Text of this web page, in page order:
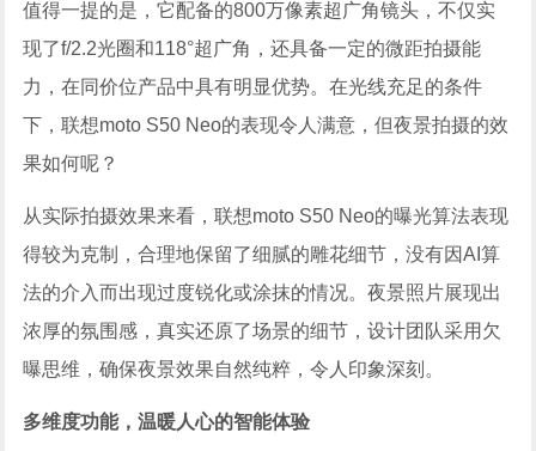
值得一提的是，它配备的800万像素超广角镜头，不仅实
现了f/2.2光圈和118°超广角，还具备一定的微距拍摄能
力，在同价位产品中具有明显优势。在光线充足的条件
下，联想moto S50 Neo的表现令人满意，但夜景拍摄的效
果如何呢？
从实际拍摄效果来看，联想moto S50 Neo的曝光算法表现
得较为克制，合理地保留了细腻的雕花细节，没有因AI算
法的介入而出现过度锐化或涂抹的情况。夜景照片展现出
浓厚的氛围感，真实还原了场景的细节，设计团队采用欠
曝思维，确保夜景效果自然纯粹，令人印象深刻。
多维度功能，温暖人心的智能体验